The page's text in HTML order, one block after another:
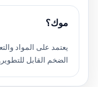
موك؟
يعتمد على المواد
الضخم القابل للتطوير.